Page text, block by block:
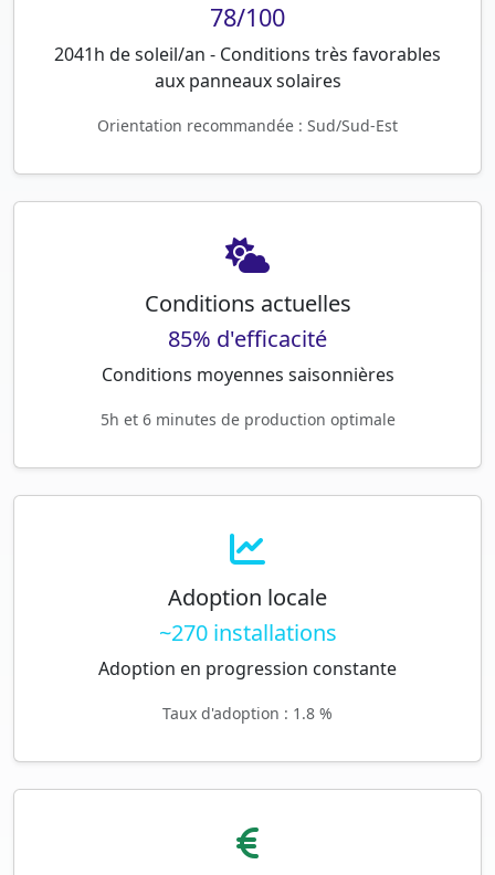
78/100
2041h de soleil/an - Conditions très favorables
aux panneaux solaires
Orientation recommandée : Sud/Sud-Est
Conditions actuelles
85% d'efficacité
Conditions moyennes saisonnières
5h et 6 minutes de production optimale
Adoption locale
~270 installations
Adoption en progression constante
Taux d'adoption : 1.8 %